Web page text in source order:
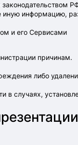
иную информацию,
и его Сервисами
причинам.
либо
в случаях,